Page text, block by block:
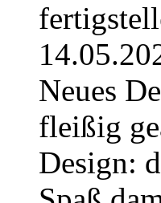
Neues
fleißig
Design: